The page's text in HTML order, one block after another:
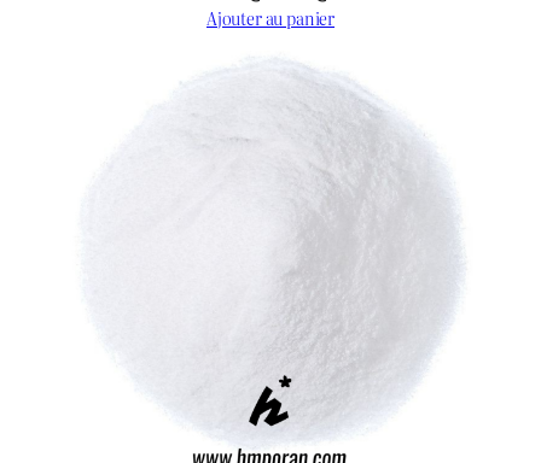
prix
était :
est :
Ajouter au panier